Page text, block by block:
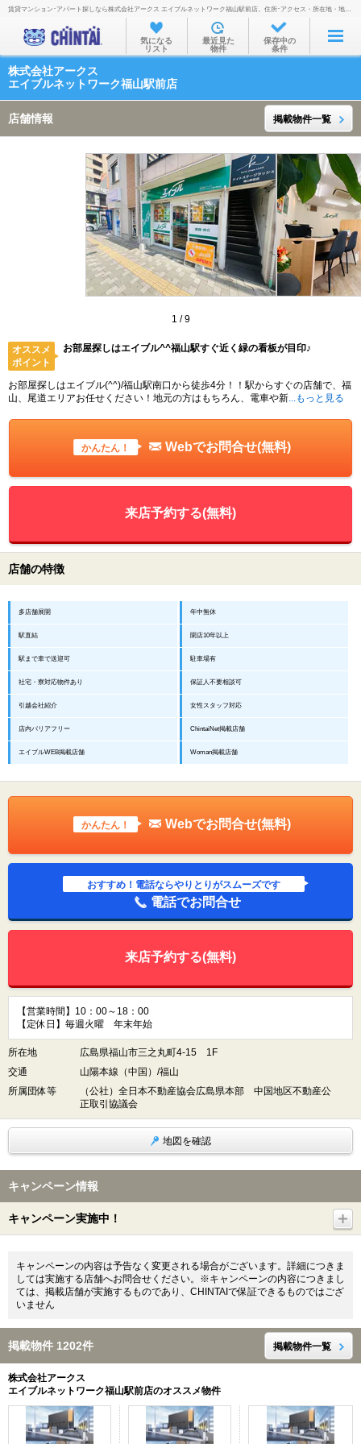
お部屋を探す
沿線・駅から
住所から
通勤通学時間から
物件特集から
不動産会社から
TOP
賃貸マンション･アパート探しなら株式会社アークス エイブルネットワーク福山駅前店。住所･アクセス・所在地・地図・営業時間・定休日・電話番号などを掲載。
気になる
リスト
最近見た
物件
保存中の
条件
株式会社アークス
エイブルネットワーク福山駅前店
店舗情報 掲載物件一覧
1 /9
オススメ
ポイント
お部屋探しはエイブル^^福山駅すぐ近く緑の看板が目印♪
お部屋探しはエイブル(^^)/福山駅南口から徒歩4分！！駅からすぐの店舗で、福
山、尾道エリアお任せください！地元の方はもちろん、電車や新 ...もっと見る
かんたん！ Webでお問合せ(無料)
来店予約する(無料)
店舗の特徴
多店舗展開 年中無休
駅直結 開店10年以上
駅まで車で送迎可 駐車場有
社宅・寮対応物件あり 保証人不要相談可
引越会社紹介 女性スタッフ対応
店内バリアフリー ChintaiNet掲載店舗
エイブルWEB掲載店舗 Woman掲載店舗
かんたん！ Webでお問合せ(無料)
おすすめ！電話ならやりとりがスムーズです
電話でお問合せ
来店予約する(無料)
【営業時間】10：00～18：00
【定休日】毎週火曜 年末年始
所在地
広島県福山市三之丸町4-15 1F
交通
山陽本線（中国）/福山
所属団体等
（公社）全日本不動産協会広島県本部 中国地区不動産公
正取引協議会
地図を確認
キャンペーン情報
キャンペーン実施中！
キャンペーンの内容は予告なく変更される場合がございます。詳細につきま
しては実施する店舗へお問合せください。※キャンペーンの内容につきまし
ては、掲載店舗が実施するものであり、CHINTAIで保証できるものではござ
いません
掲載物件 1202件 掲載物件一覧
株式会社アークス
エイブルネットワーク福山駅前店のオススメ物件